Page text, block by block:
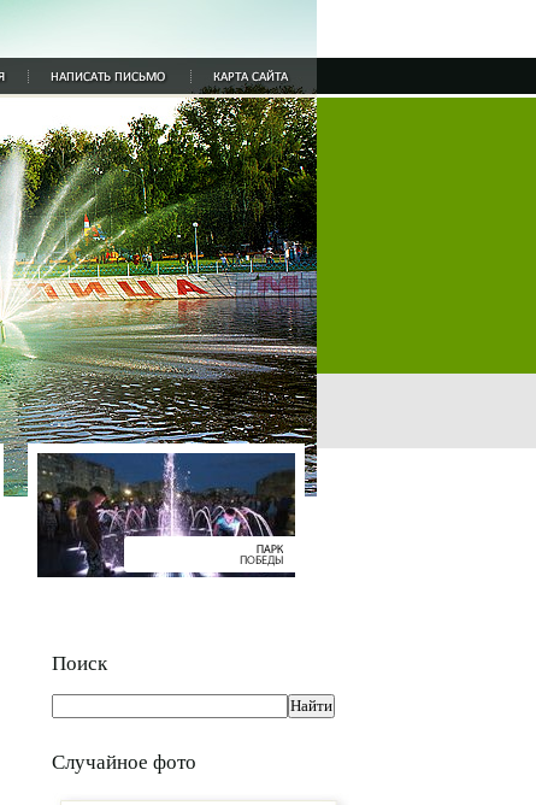
Поиск
Случайное фото